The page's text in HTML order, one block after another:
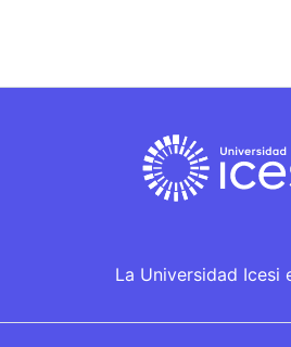
La Universidad Icesi